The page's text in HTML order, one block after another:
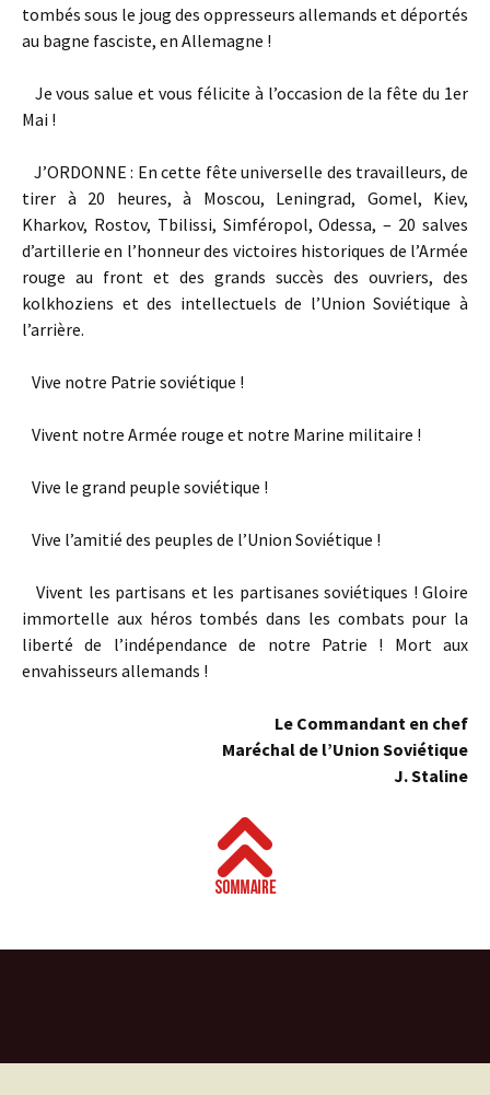
tombés sous le joug des oppresseurs allemands et déportés
au bagne fasciste, en Allemagne !
Je vous salue et vous félicite à l’occasion de la fête du 1er
Mai !
J’ORDONNE : En cette fête universelle des travailleurs, de
tirer à 20 heures, à Moscou, Leningrad, Gomel, Kiev,
Kharkov, Rostov, Tbilissi, Simféropol, Odessa, – 20 salves
d’artillerie en l’honneur des victoires historiques de l’Armée
rouge au front et des grands succès des ouvriers, des
kolkhoziens et des intellectuels de l’Union Soviétique à
l’arrière.
Vive notre Patrie soviétique !
Vivent notre Armée rouge et notre Marine militaire !
Vive le grand peuple soviétique !
Vive l’amitié des peuples de l’Union Soviétique !
Vivent les partisans et les partisanes soviétiques ! Gloire
immortelle aux héros tombés dans les combats pour la
liberté de l’indépendance de notre Patrie ! Mort aux
envahisseurs allemands !
Le Commandant en chef
Maréchal de l’Union Soviétique
J. Staline